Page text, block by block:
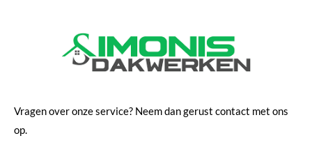
Vragen over onze service? Neem dan gerust contact met ons
op.